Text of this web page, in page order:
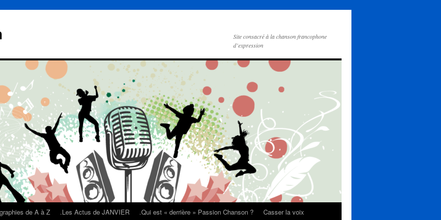
Site consacré à la chanson francophone
d’expression
de A à Z .Les Actus de JANVIER .Qui est « derrière » Passion Chanson ?
Casser la voix